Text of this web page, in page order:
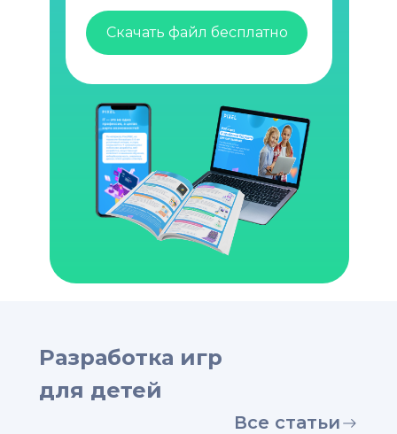
Скачать файл бесплатно
Разработка игр
для детей
Все статьи